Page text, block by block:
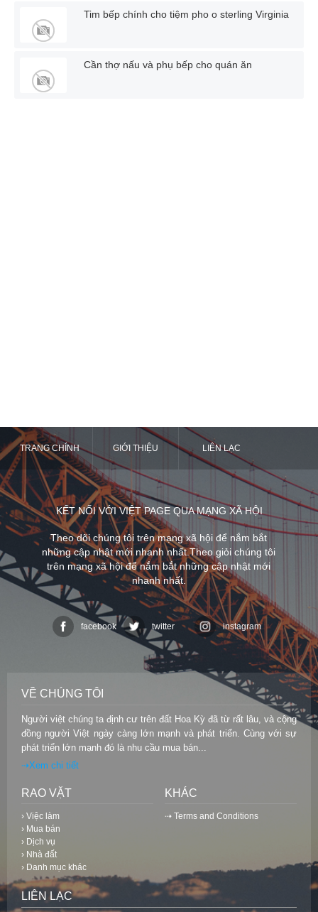
Tim bếp chính cho tiệm pho o sterling Virginia
Cần thợ nấu và phụ bếp cho quán ăn
TRANG CHÍNH GIỚI THIỆU LIÊN LẠC
KẾT NỐI VỚI VIỆT PAGE QUA MẠNG XÃ HỘI
Theo dõi chúng tôi trên mạng xã hội để nắm bắt
những cập nhật mới nhanh nhất.Theo giỏi chúng tôi
trên mạng xã hội để nắm bắt những cập nhật mới
nhanh nhất.
facebook twitter instagram
VỀ CHÚNG TÔI
Người việt chúng ta định cư trên đất Hoa Kỳ đã từ rất lâu, và cộng
đồng người Việt ngày càng lớn mạnh và phát triển. Cùng với sự
phát triển lớn mạnh đó là nhu cầu mua bán...
⇢Xem chi tiết
RAO VẶT
› Việc làm
› Mua bán
› Dịch vụ
› Nhà đất
› Danh mục khác
KHÁC
⇢ Terms and Conditions
LIÊN LẠC